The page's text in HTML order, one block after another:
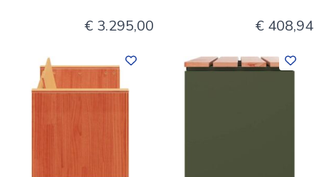
€ 3.295,00 € 408,94